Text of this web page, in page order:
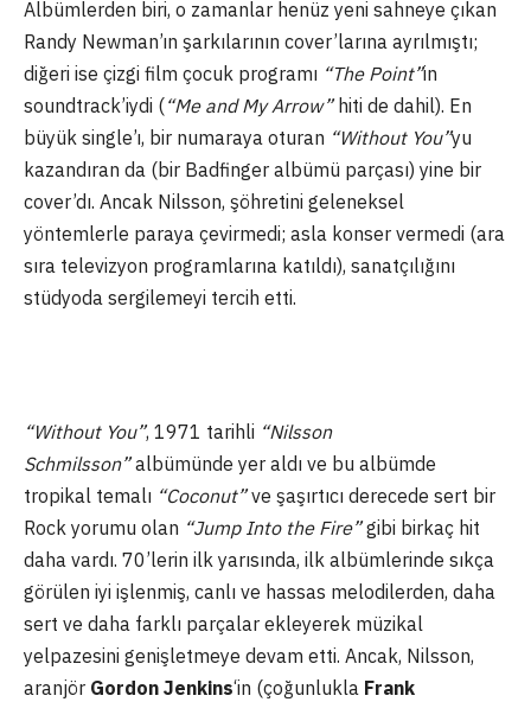
Albümlerden biri, o zamanlar henüz yeni sahneye çıkan
Randy Newman’ın şarkılarının cover’larına ayrılmıştı;
diğeri ise çizgi film çocuk programı “The Point”in
soundtrack’iydi (“Me and My Arrow”hiti de dahil). En
büyük single’ı, bir numaraya oturan “Without You”yu
kazandıran da (bir Badfinger albümü parçası) yine bir
cover’dı. Ancak Nilsson, şöhretini geleneksel
yöntemlerle paraya çevirmedi; asla konser vermedi (ara
sıra televizyon programlarına katıldı), sanatçılığını
stüdyoda sergilemeyi tercih etti.
“Without You”, 1971 tarihli “Nilsson
Schmilsson”albümünde yer aldı ve bu albümde
tropikal temalı “Coconut”ve şaşırtıcı derecede sert bir
Rock yorumu olan “Jump Into the Fire”gibi birkaç hit
daha vardı. 70’lerin ilk yarısında, ilk albümlerinde sıkça
görülen iyi işlenmiş, canlı ve hassas melodilerden, daha
sert ve daha farklı parçalar ekleyerek müzikal
yelpazesini genişletmeye devam etti. Ancak, Nilsson,
aranjör Gordon Jenkins‘in (çoğunlukla Frank